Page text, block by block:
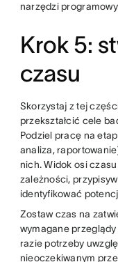
narzędzi
Krok 5:
czasu
Skorzystaj z tej
przekształcić cele
Podziel pracę na
analiza,
nich. Widok osi
zależności,
identyfikować
Zostaw czas na
wymagane
razie potrzeby
nieoczekiwanym